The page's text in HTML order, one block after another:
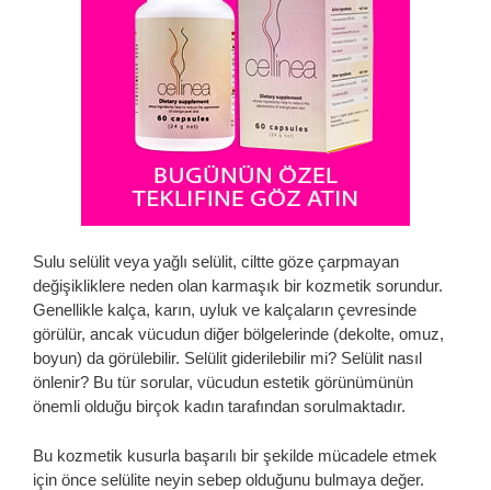
Sulu selülit veya yağlı selülit, ciltte göze çarpmayan
değişikliklere neden olan karmaşık bir kozmetik sorundur.
Genellikle kalça, karın, uyluk ve kalçaların çevresinde
görülür, ancak vücudun diğer bölgelerinde (dekolte, omuz,
boyun) da görülebilir. Selülit giderilebilir mi? Selülit nasıl
önlenir? Bu tür sorular, vücudun estetik görünümünün
önemli olduğu birçok kadın tarafından sorulmaktadır.
Bu kozmetik kusurla başarılı bir şekilde mücadele etmek
için önce selülite neyin sebep olduğunu bulmaya değer.